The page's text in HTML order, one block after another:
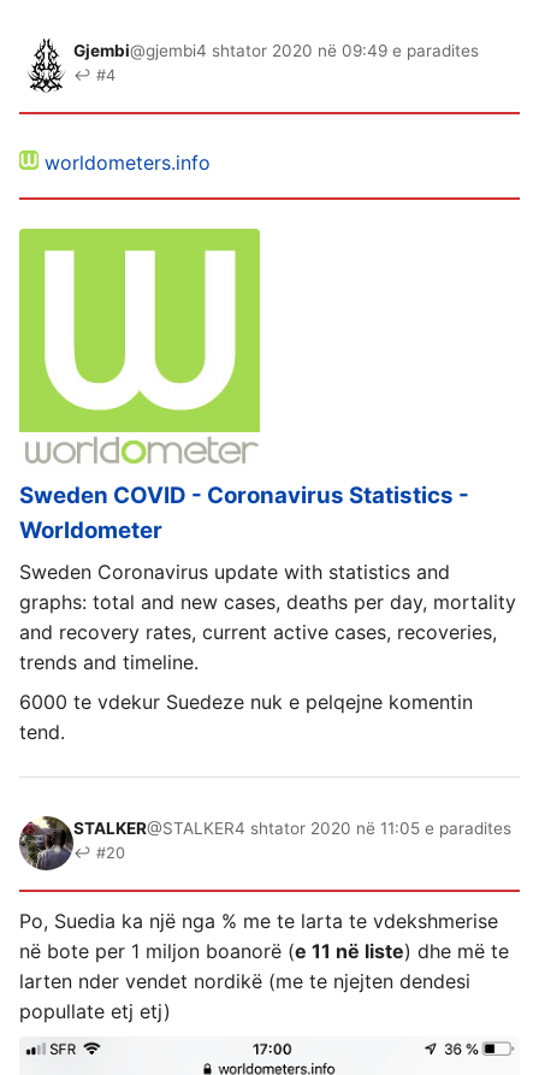
Gjembi@gjembi4 shtator 2020 në 09:49 e paradites
↩ #4
worldometers.info
Sweden COVID - Coronavirus Statistics -
Worldometer
Sweden Coronavirus update with statistics and
graphs: total and new cases, deaths per day, mortality
and recovery rates, current active cases, recoveries,
trends and timeline.
6000 te vdekur Suedeze nuk e pelqejne komentin
tend.
STALKER@STALKER4 shtator 2020 në 11:05 e paradites
↩ #20
Po, Suedia ka një nga % me te larta te vdekshmerise
në bote per 1 miljon boanorë (e 11 në liste) dhe më te
larten nder vendet nordikë (me te njejten dendesi
popullate etj etj)